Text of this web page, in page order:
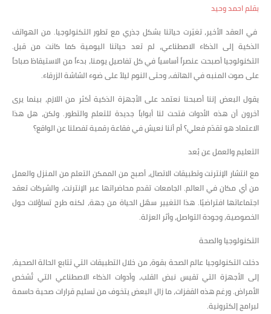
بقلم احمد وحيد
في العقد الأخير، تغيّرت حياتنا بشكل جذري مع تطور التكنولوجيا. من الهواتف
الذكية إلى الذكاء الاصطناعي، لم تعد حياتنا اليومية كما كانت من قبل.
التكنولوجيا أصبحت عنصراً أساسياً في كل تفاصيل يومنا، بدءاً من الاستيقاظ صباحاً
على صوت المنبه في الهاتف، وحتى النوم ليلاً على ضوء الشاشة الزرقاء.
يقول البعض إننا أصبحنا نعتمد على الأجهزة الذكية أكثر من اللازم، بينما يرى
آخرون أن هذه الأدوات فتحت لنا أبواباً جديدة للتعلم والتطور. ولكن، هل هذا
الاعتماد هو تقدّم فعلي؟ أم أننا نعيش في فقاعة رقمية تفصلنا عن الواقع؟
التعليم والعمل عن بُعد
مع انتشار الإنترنت وتطبيقات الاتصال، أصبح من الممكن التعلم من المنزل والعمل
من أي مكان في العالم. الجامعات تقدم محاضراتها عبر الإنترنت، والشركات تعقد
اجتماعاتها افتراضيًا. هذا التغيير سهّل الحياة من جهة، لكنه طرح تساؤلات حول
الخصوصية، وجودة التواصل، وأثر العزلة.
التكنولوجيا والصحة
دخلت التكنولوجيا عالم الصحة بقوة، من خلال التطبيقات التي تتابع الحالة الصحية،
إلى الأجهزة التي تقيس نبض القلب، وأدوات الذكاء الاصطناعي التي تُشخص
الأمراض. ورغم هذه القفزات، ما زال البعض يتخوف من تسليم قرارات صحية حاسمة
لبرامج إلكترونية.